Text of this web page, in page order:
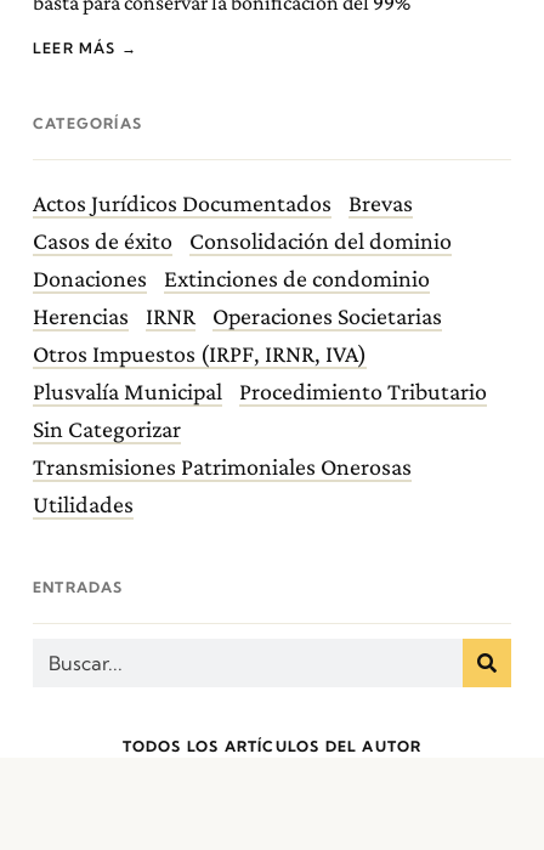
LEER MÁS →
CATEGORÍAS
Actos Jurídicos Documentados
Brevas
Casos de éxito
Consolidación del dominio
Donaciones
Extinciones de condominio
Herencias
IRNR
Operaciones Societarias
Otros Impuestos (IRPF, IRNR, IVA)
Plusvalía Municipal
Procedimiento Tributario
Sin Categorizar
Transmisiones Patrimoniales Onerosas
Utilidades
ENTRADAS
TODOS LOS ARTÍCULOS DEL AUTOR